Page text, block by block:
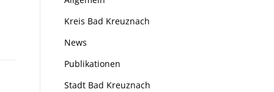
Kreis Bad Kreuznach
News
Publikationen
Stadt Bad Kreuznach